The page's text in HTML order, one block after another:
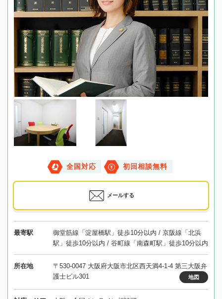
全国対応 初回相談無料
メールする
最寄駅
御堂筋線「淀屋橋駅」徒歩10分以内 / 京阪線「北浜
駅」徒歩10分以内 / 谷町線「南森町駅」徒歩10分以内
所在地
〒530-0047 大阪府大阪市北区西天満4-1-4 第三大阪弁
護士ビル301
地図